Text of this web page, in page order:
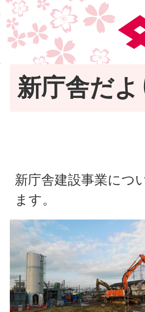
新庁舎だ
新庁舎建設事業につ
ます。